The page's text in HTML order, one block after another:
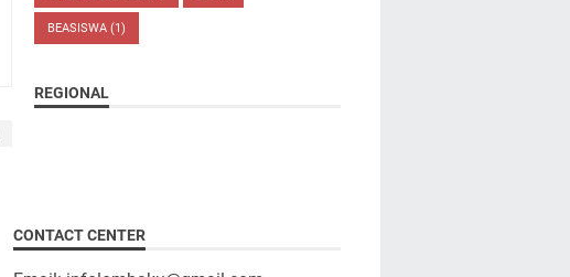
BEASISWA (1)
REGIONAL
CONTACT CENTER